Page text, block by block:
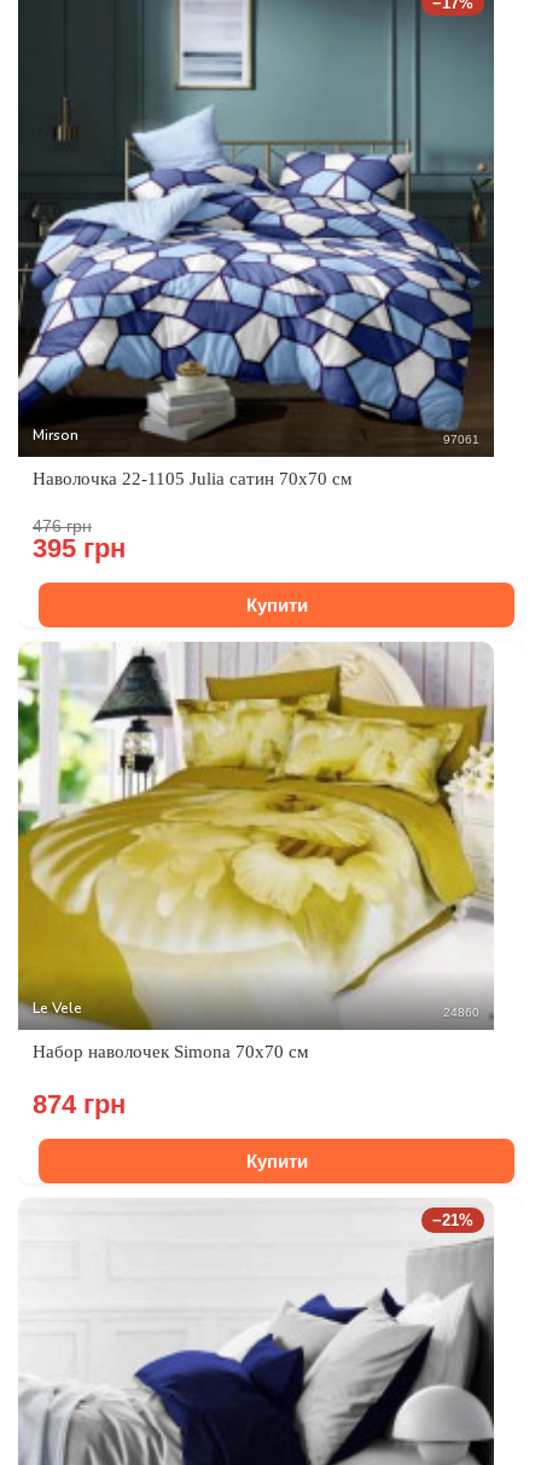
Mirson 97061
Наволочка 22-1105 Julia сатин 70x70 см
476 грн
395 грн
Купити
Le Vele 24860
Набор наволочек Simona 70x70 см
874 грн
Купити
−21%